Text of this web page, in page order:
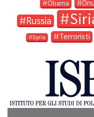
Obama Onu
Russia
Syria Terroristi